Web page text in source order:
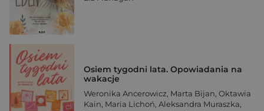
Osiem tygodni lata. Opowiadania na
wakacje
Weronika Ancerowicz, Marta Bijan, Oktawia
Kain, Maria Lichoń, Aleksandra Muraszka,